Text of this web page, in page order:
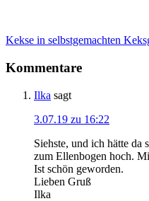
Kekse in selbstgemachten
Kommentare
Ilka sagt
3.07.19 zu 16:22
Siehste, und ich hätte da
zum Ellenbogen hoch.
Ist schön geworden.
Lieben Gruß
Ilka